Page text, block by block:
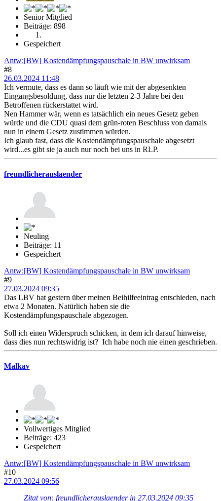
Senior Mitglied
Beiträge: 898
Gespeichert
Antw:[BW] Kostendämpfungspauschale in BW unwirksam
#8
26.03.2024 11:48
Ich vermute, dass es dann so läuft wie mit der abgesenkten
Eingangsbesoldung, dass nur die letzten 2-3 Jahre bei den
Betroffenen rückerstattet wird.
Nen Hammer wär, wenn es tatsächlich ein neues Gesetz geben
würde und die CDU quasi dem grün-roten Beschluss von damals
nun in einem Gesetz zustimmen würden.
Ich glaub fast, dass die Kostendämpfungspauschale abgesetzt
wird...es gibt sie ja auch nur noch bei uns in RLP.
freundlicherauslaender
Neuling
Beiträge: 11
Gespeichert
Antw:[BW] Kostendämpfungspauschale in BW unwirksam
#9
27.03.2024 09:35
Das LBV hat gestern über meinen Beihilfeeintrag entschieden, nach
etwa 2 Monaten. Natürlich haben sie die
Kostendämpfungspauschale abgezogen.
Soll ich einen Widerspruch schicken, in dem ich darauf hinweise,
dass dies nun rechtswidrig ist? Ich habe noch nie einen geschrieben.
Malkav
Vollwertiges Mitglied
Beiträge: 423
Gespeichert
Antw:[BW] Kostendämpfungspauschale in BW unwirksam
#10
27.03.2024 09:56
Zitat von: freundlicherauslaender in 27.03.2024 09:35